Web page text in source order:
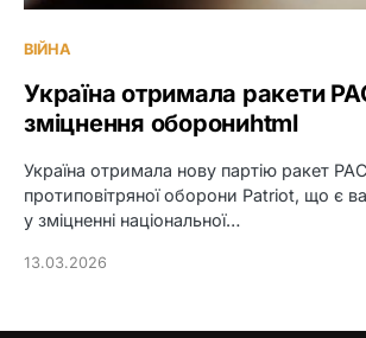
ВІЙНА
Україна отримала ракети
зміцнення оборониhtml
Україна отримала нову партію ракет
протиповітряної оборони Patriot, що є
у зміцненні національної…
13.03.2026